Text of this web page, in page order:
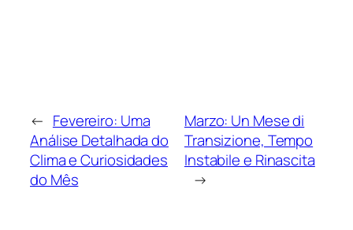
← Fevereiro: Uma
Análise Detalhada do
Clima e Curiosidades
do Mês
Marzo: Un Mese di
Transizione, Tempo
Instabile e Rinascita
→